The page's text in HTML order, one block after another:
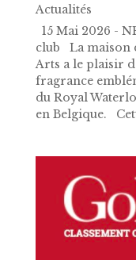
Actualités
15 Mai 2026 -
club La maison
Arts a le plaisir
fragrance
du Royal
en Belgique.